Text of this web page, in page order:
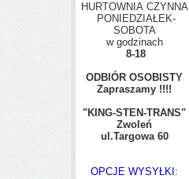
HURTOWNIA CZYNNA
PONIEDZIAŁEK-
SOBOTA
w godzinach
8-18
ODBIÓR OSOBISTY
Zapraszamy !!!!
"KING-STEN-TRANS"
Zwoleń
ul.Targowa 60
OPCJE WYSYŁKI: